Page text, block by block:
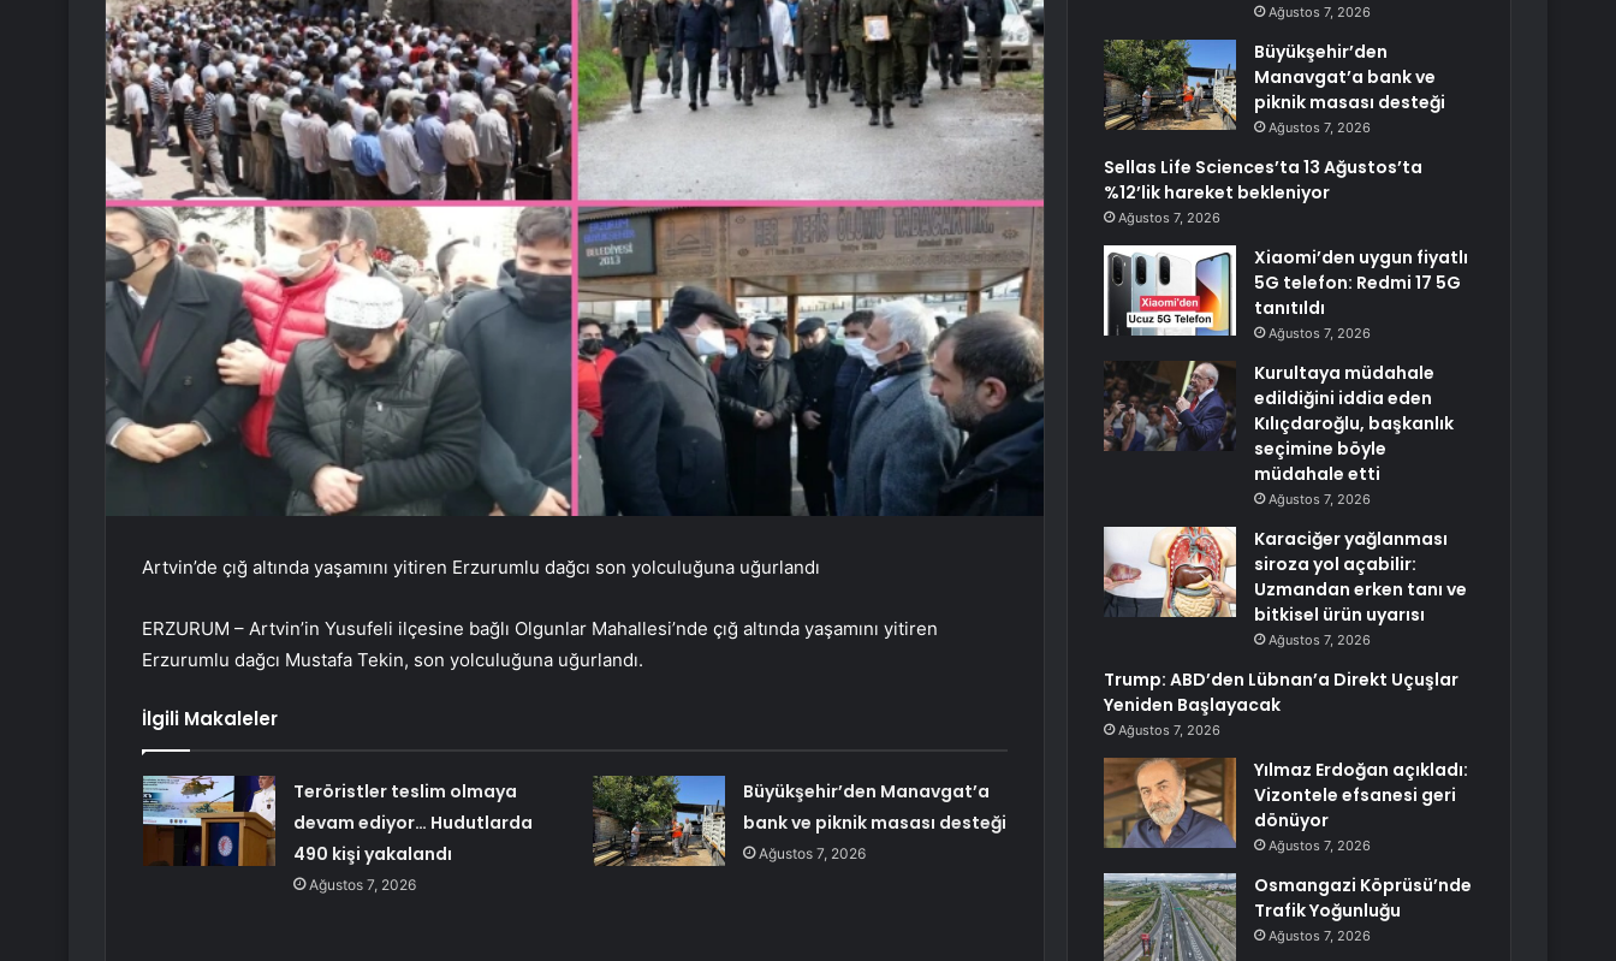
Artvin’de çığ altında yaşamını yitiren Erzurumlu dağcı son yolculuğuna uğurlandı
ERZURUM – Artvin’in Yusufeli ilçesine bağlı Olgunlar Mahallesi’nde çığ altında yaşamını yitiren
Erzurumlu dağcı Mustafa Tekin, son yolculuğuna uğurlandı.
İlgili Makaleler
Teröristler teslim olmaya
devam ediyor… Hudutlarda
490 kişi yakalandı
Ağustos 7, 2026
Büyükşehir’den Manavgat’a
bank ve piknik masası desteği
Ağustos 7, 2026
Ağustos 7, 2026
Büyükşehir’den
Manavgat’a bank ve
piknik masası desteği
Ağustos 7, 2026
Sellas Life Sciences’ta 13 Ağustos’ta
%12’lik hareket bekleniyor
Ağustos 7, 2026
Xiaomi’den uygun fiyatlı
5G telefon: Redmi 17 5G
tanıtıldı
Ağustos 7, 2026
Kurultaya müdahale
edildiğini iddia eden
Kılıçdaroğlu, başkanlık
seçimine böyle
müdahale etti
Ağustos 7, 2026
Karaciğer yağlanması
siroza yol açabilir:
Uzmandan erken tanı ve
bitkisel ürün uyarısı
Ağustos 7, 2026
Trump: ABD’den Lübnan’a Direkt Uçuşlar
Yeniden Başlayacak
Ağustos 7, 2026
Yılmaz Erdoğan açıkladı:
Vizontele efsanesi geri
dönüyor
Ağustos 7, 2026
Osmangazi Köprüsü’nde
Trafik Yoğunluğu
Ağustos 7, 2026